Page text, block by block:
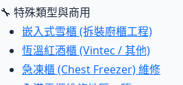
🔧 特殊類型與商用
嵌入式雪櫃 (拆裝廚櫃工程)
恆溫紅酒櫃 (Vintec / 其他)
急凍櫃 (Chest Freezer) 維修